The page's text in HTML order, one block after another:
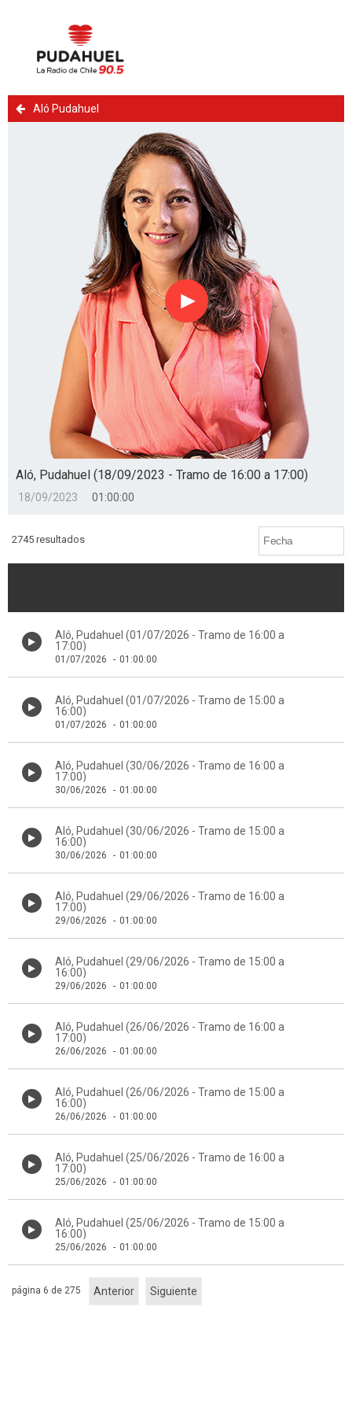
Aló Pudahuel
Reproducir
Aló, Pudahuel (18/09/2023 - Tramo de 16:00 a 17:00)
18/09/2023 01:00:00
2745 resultados
Aló, Pudahuel (01/07/2026 - Tramo de 16:00 a
17:00)
01/07/2026 - 01:00:00
Aló, Pudahuel (01/07/2026 - Tramo de 15:00 a
16:00)
01/07/2026 - 01:00:00
Aló, Pudahuel (30/06/2026 - Tramo de 16:00 a
17:00)
30/06/2026 - 01:00:00
Aló, Pudahuel (30/06/2026 - Tramo de 15:00 a
16:00)
30/06/2026 - 01:00:00
Aló, Pudahuel (29/06/2026 - Tramo de 16:00 a
17:00)
29/06/2026 - 01:00:00
Aló, Pudahuel (29/06/2026 - Tramo de 15:00 a
16:00)
29/06/2026 - 01:00:00
Aló, Pudahuel (26/06/2026 - Tramo de 16:00 a
17:00)
26/06/2026 - 01:00:00
Aló, Pudahuel (26/06/2026 - Tramo de 15:00 a
16:00)
26/06/2026 - 01:00:00
Aló, Pudahuel (25/06/2026 - Tramo de 16:00 a
17:00)
25/06/2026 - 01:00:00
Aló, Pudahuel (25/06/2026 - Tramo de 15:00 a
16:00)
25/06/2026 - 01:00:00
Anterior Siguiente
página 6 de 275